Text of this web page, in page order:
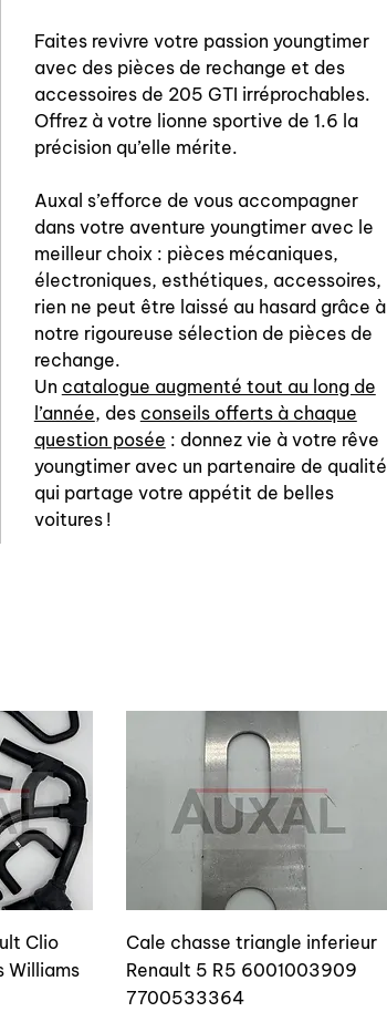
Faites revivre votre passion youngtimer
avec des pièces de rechange et des
accessoires de 205 GTI irréprochables.
Offrez à votre lionne sportive de 1.6 la
précision qu’elle mérite.
Auxal s’efforce de vous accompagner
dans votre aventure youngtimer avec le
meilleur choix : pièces mécaniques,
électroniques, esthétiques, accessoires,
rien ne peut être laissé au hasard grâce à
notre rigoureuse sélection de pièces de
rechange.
Un catalogue augmenté tout au long de
l’année, des conseils offerts à chaque
question posée : donnez vie à votre rêve
youngtimer avec un partenaire de qualité
qui partage votre appétit de belles
voitures !
Clio
Williams
Cale chasse triangle inferieur
Renault 5 R5 6001003909
7700533364